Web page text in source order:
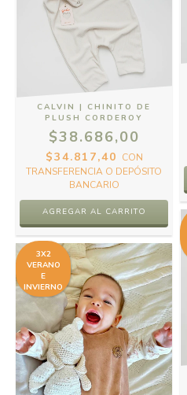
CALVIN | CHINITO DE
PLUSH CORDEROY
$38.686,00
$34.817,40 CON
TRANSFERENCIA O DEPÓSITO
BANCARIO
AGREGAR AL CARRITO
3X2
VERANO
E
INVIERNO